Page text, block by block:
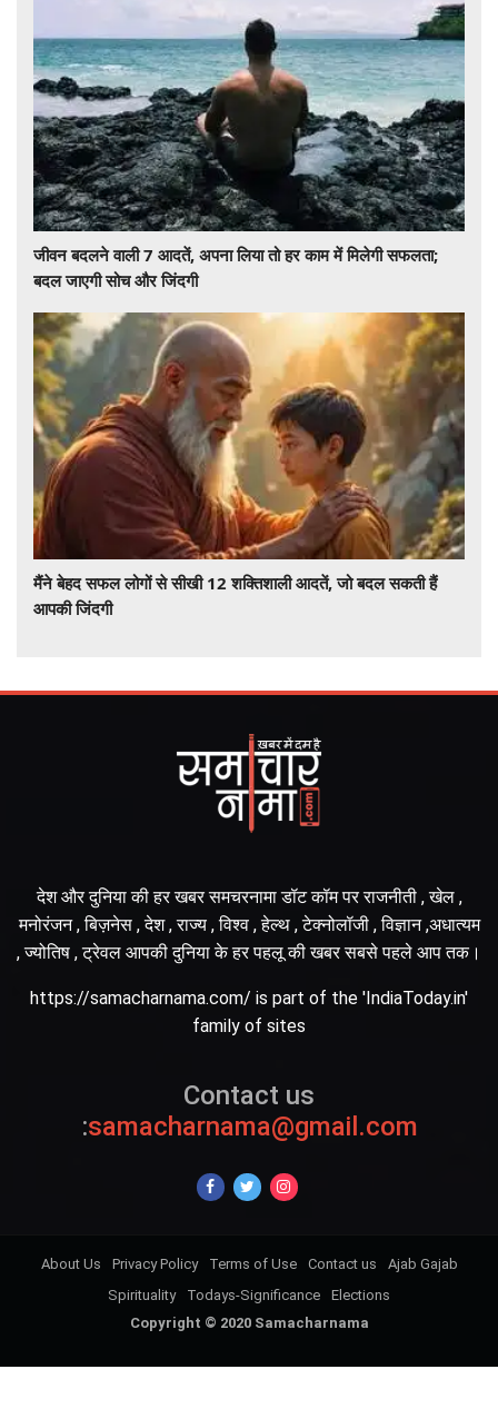
जीवन बदलने वाली 7 आदतें, अपना लिया तो हर काम में मिलेगी सफलता;
बदल जाएगी सोच और जिंदगी
मैंने बेहद सफल लोगों से सीखी 12 शक्तिशाली आदतें, जो बदल सकती हैं
आपकी जिंदगी
देश और दुनिया की हर खबर समचरनामा डॉट कॉम पर राजनीती , खेल ,
मनोरंजन , बिज़नेस , देश , राज्य , विश्व , हेल्थ , टेक्नोलॉजी , विज्ञान ,अधात्यम
, ज्योतिष , ट्रेवल आपकी दुनिया के हर पहलू की खबर सबसे पहले आप तक।
https://samacharnama.com/ is part of the 'IndiaToday.in'
family of sites
Contact us
:samacharnama@gmail.com
Copyright © 2020 Samacharnama
About Us Privacy Policy Terms of Use Contact us
Ajab Gajab
Spirituality
Todays-Significance Elections